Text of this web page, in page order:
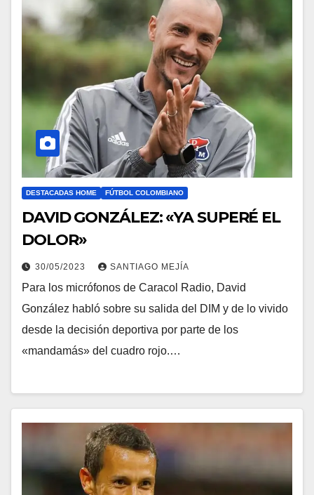
DESTACADAS HOME FÚTBOL COLOMBIANO
DAVID GONZÁLEZ: «YA SUPERÉ EL
DOLOR»
30/05/2023 SANTIAGO MEJÍA
Para los micrófonos de Caracol Radio, David
González habló sobre su salida del DIM y de lo vivido
desde la decisión deportiva por parte de los
«mandamás» del cuadro rojo.…